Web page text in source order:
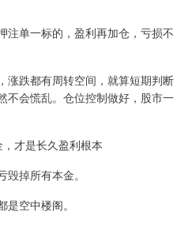
注单一标的，盈利再加仓，亏损不
涨跌都有周转空间，就算短期判断
不会慌乱。仓位控制做好，股市一
才是长久盈利根本
掉所有本金。
空中楼阁。